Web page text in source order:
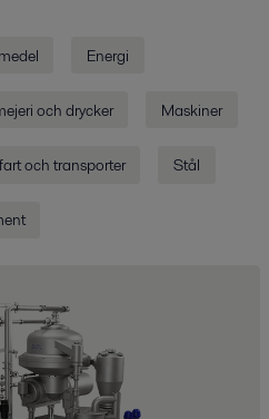
Energi
och drycker Maskiner
och transporter Stål